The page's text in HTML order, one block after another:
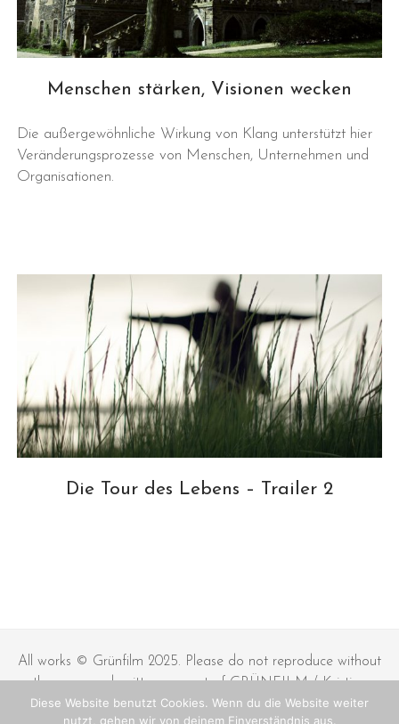
Menschen stärken, Visionen wecken
Die außergewöhnliche Wirkung von Klang unterstützt hier
Veränderungsprozesse von Menschen, Unternehmen und
Organisationen.
Die Tour des Lebens – Trailer 2
All works © Grünfilm 2025. Please do not reproduce without
the expressed written consent of GRÜNFILM / Kristian
Gründling.
Diese Website benutzt Cookies. Wenn du die Website weiter
nutzt, gehen wir von deinem Einverständnis aus.